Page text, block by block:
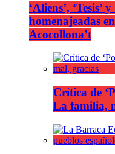
‘Aliens’, ‘Tesis’
homenajeadas
Acocollona’t
Crítica de
La familia,